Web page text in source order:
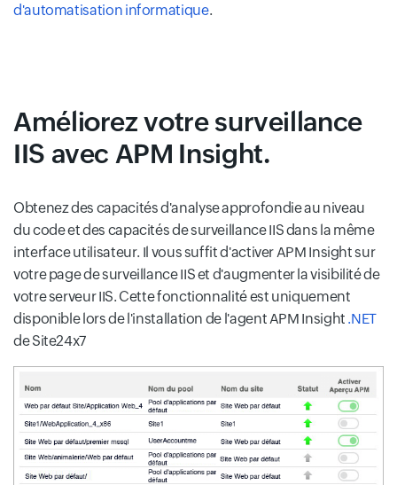
d'automatisation informatique.
Améliorez votre surveillance
IIS avec APM Insight.
Obtenez des capacités d'analyse approfondie au niveau
du code et des capacités de surveillance IIS dans la même
interface utilisateur. Il vous suffit d'activer APM Insight sur
votre page de surveillance IIS et d'augmenter la visibilité de
votre serveur IIS. Cette fonctionnalité est uniquement
disponible lors de l'installation de l'agent APM Insight .NET
de Site24x7